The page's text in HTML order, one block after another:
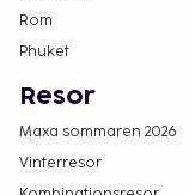
Rom
Phuket
Resor
Maxa sommaren 2026
Vinterresor